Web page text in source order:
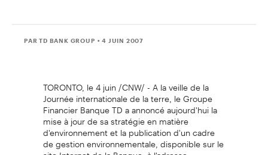
PAR TD BANK GROUP • 4 JUIN 2007
TORONTO, le 4 juin /CNW/ - A la veille de la
Journée internationale de la terre, le Groupe
Financier Banque TD a annoncé aujourd'hui la
mise à jour de sa stratégie en matière
d'environnement et la publication d'un cadre
de gestion environnementale, disponible sur le
site Internet de la Banque, à l'adresse